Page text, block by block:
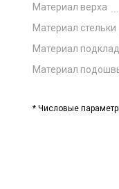
Материал верха
Материал стельки
Материал
Материал
* Числовые